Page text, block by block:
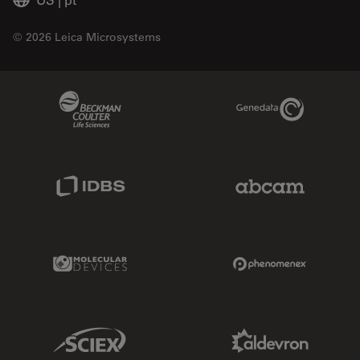
© 2026 Leica Microsystems
Genedata Link
Molecular Devices Link
Sciex Link